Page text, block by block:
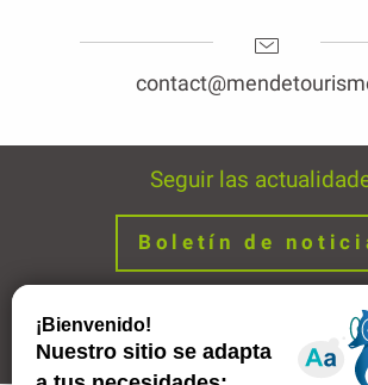
Seguir las
Boletín de
Avisos legales Enlaces